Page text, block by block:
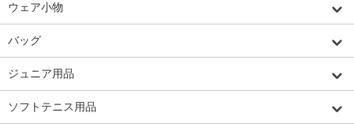
ウェア小物
バッグ
ジュニア用品
ソフトテニス用品